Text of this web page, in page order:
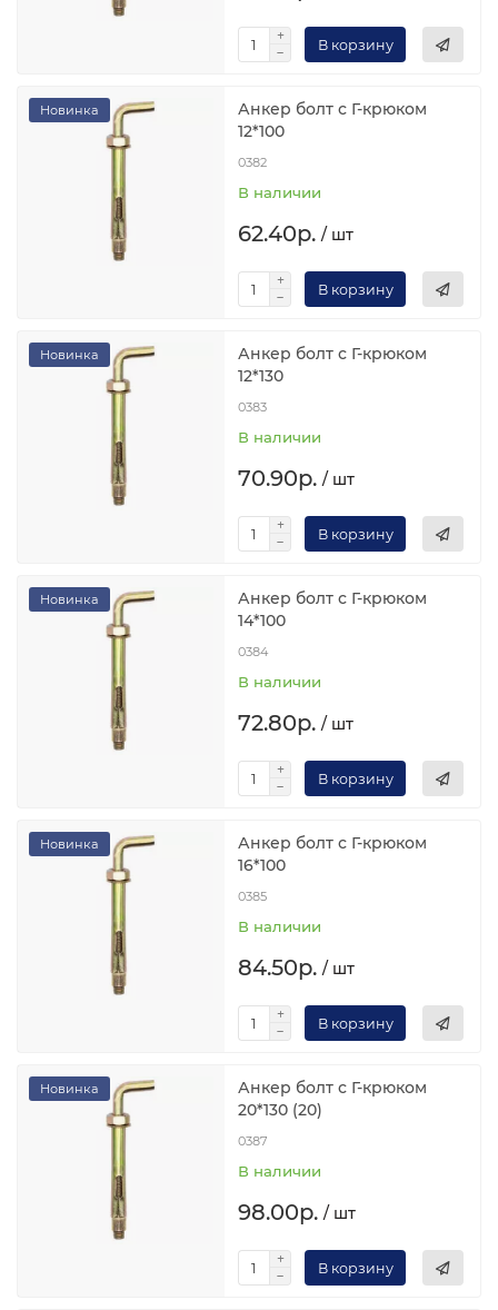
В корзину
Новинка
Анкер болт с Г-крюком
12*100
0382
В наличии
62.40р. / шт
В корзину
Новинка
Анкер болт с Г-крюком
12*130
0383
В наличии
70.90р. / шт
В корзину
Новинка
Анкер болт с Г-крюком
14*100
0384
В наличии
72.80р. / шт
В корзину
Новинка
Анкер болт с Г-крюком
16*100
0385
В наличии
84.50р. / шт
В корзину
Новинка
Анкер болт с Г-крюком
20*130 (20)
0387
В наличии
98.00р. / шт
В корзину